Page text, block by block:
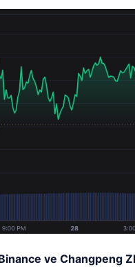
ve Changpeng